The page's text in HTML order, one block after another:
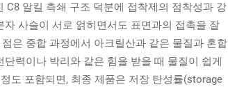
C8 알킬 측쇄 구조 덕분에 접착제의 점착성과 강
사슬이 서로 얽히면서도 표면과의 접촉을 잘
은 중합 과정에서 아크릴산과 같은 물질과 혼합
력이나 박리와 같은 힘을 받을 때 물질이 쉽게
도 포함되면, 최종 제품은 저장 탄성률(storage